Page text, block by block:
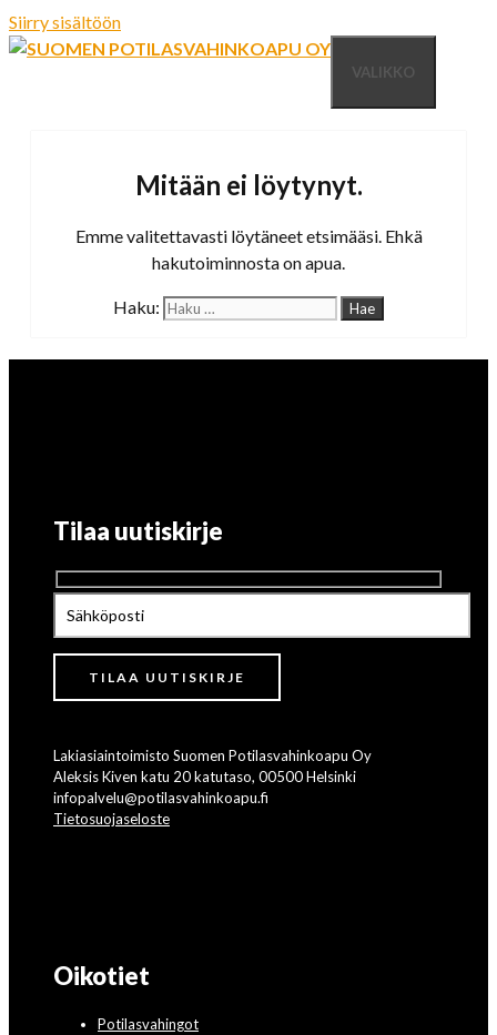
Siirry sisältöön
VALIKKO
Mitään ei löytynyt.
Emme valitettavasti löytäneet etsimääsi. Ehkä
hakutoiminnosta on apua.
Haku:
Tilaa uutiskirje
Lakiasiaintoimisto Suomen Potilasvahinkoapu Oy
Aleksis Kiven katu 20 katutaso, 00500 Helsinki
infopalvelu@potilasvahinkoapu.fi
Tietosuojaseloste
Oikotiet
Potilasvahingot